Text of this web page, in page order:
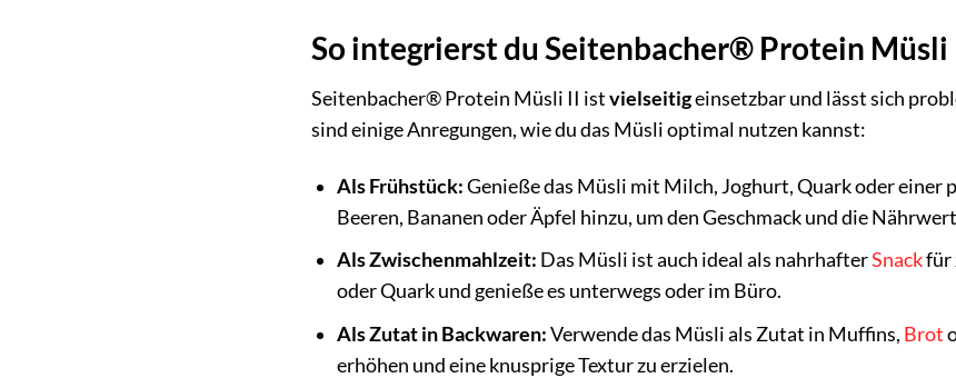
So integrierst du Seitenbacher® Protein
Seitenbacher® Protein Müsli II istvielseitigeinsetzbar und lässt sich
sind einige Anregungen, wie du das Müsli optimal nutzen kannst:
Als Frühstück:Genieße das Müsli mit Milch, Joghurt, Quark oder einer
Beeren, Bananen oder Äpfel hinzu, um den Geschmack und die
Als Zwischenmahlzeit: Das Müsli ist auch ideal als nahrhafterSnackfür
oder Quark und genieße es unterwegs oder im Büro.
Als Zutat in Backwaren:Verwende das Müsli als Zutat in Muffins, Brot
erhöhen und eine knusprige Textur zu erzielen.